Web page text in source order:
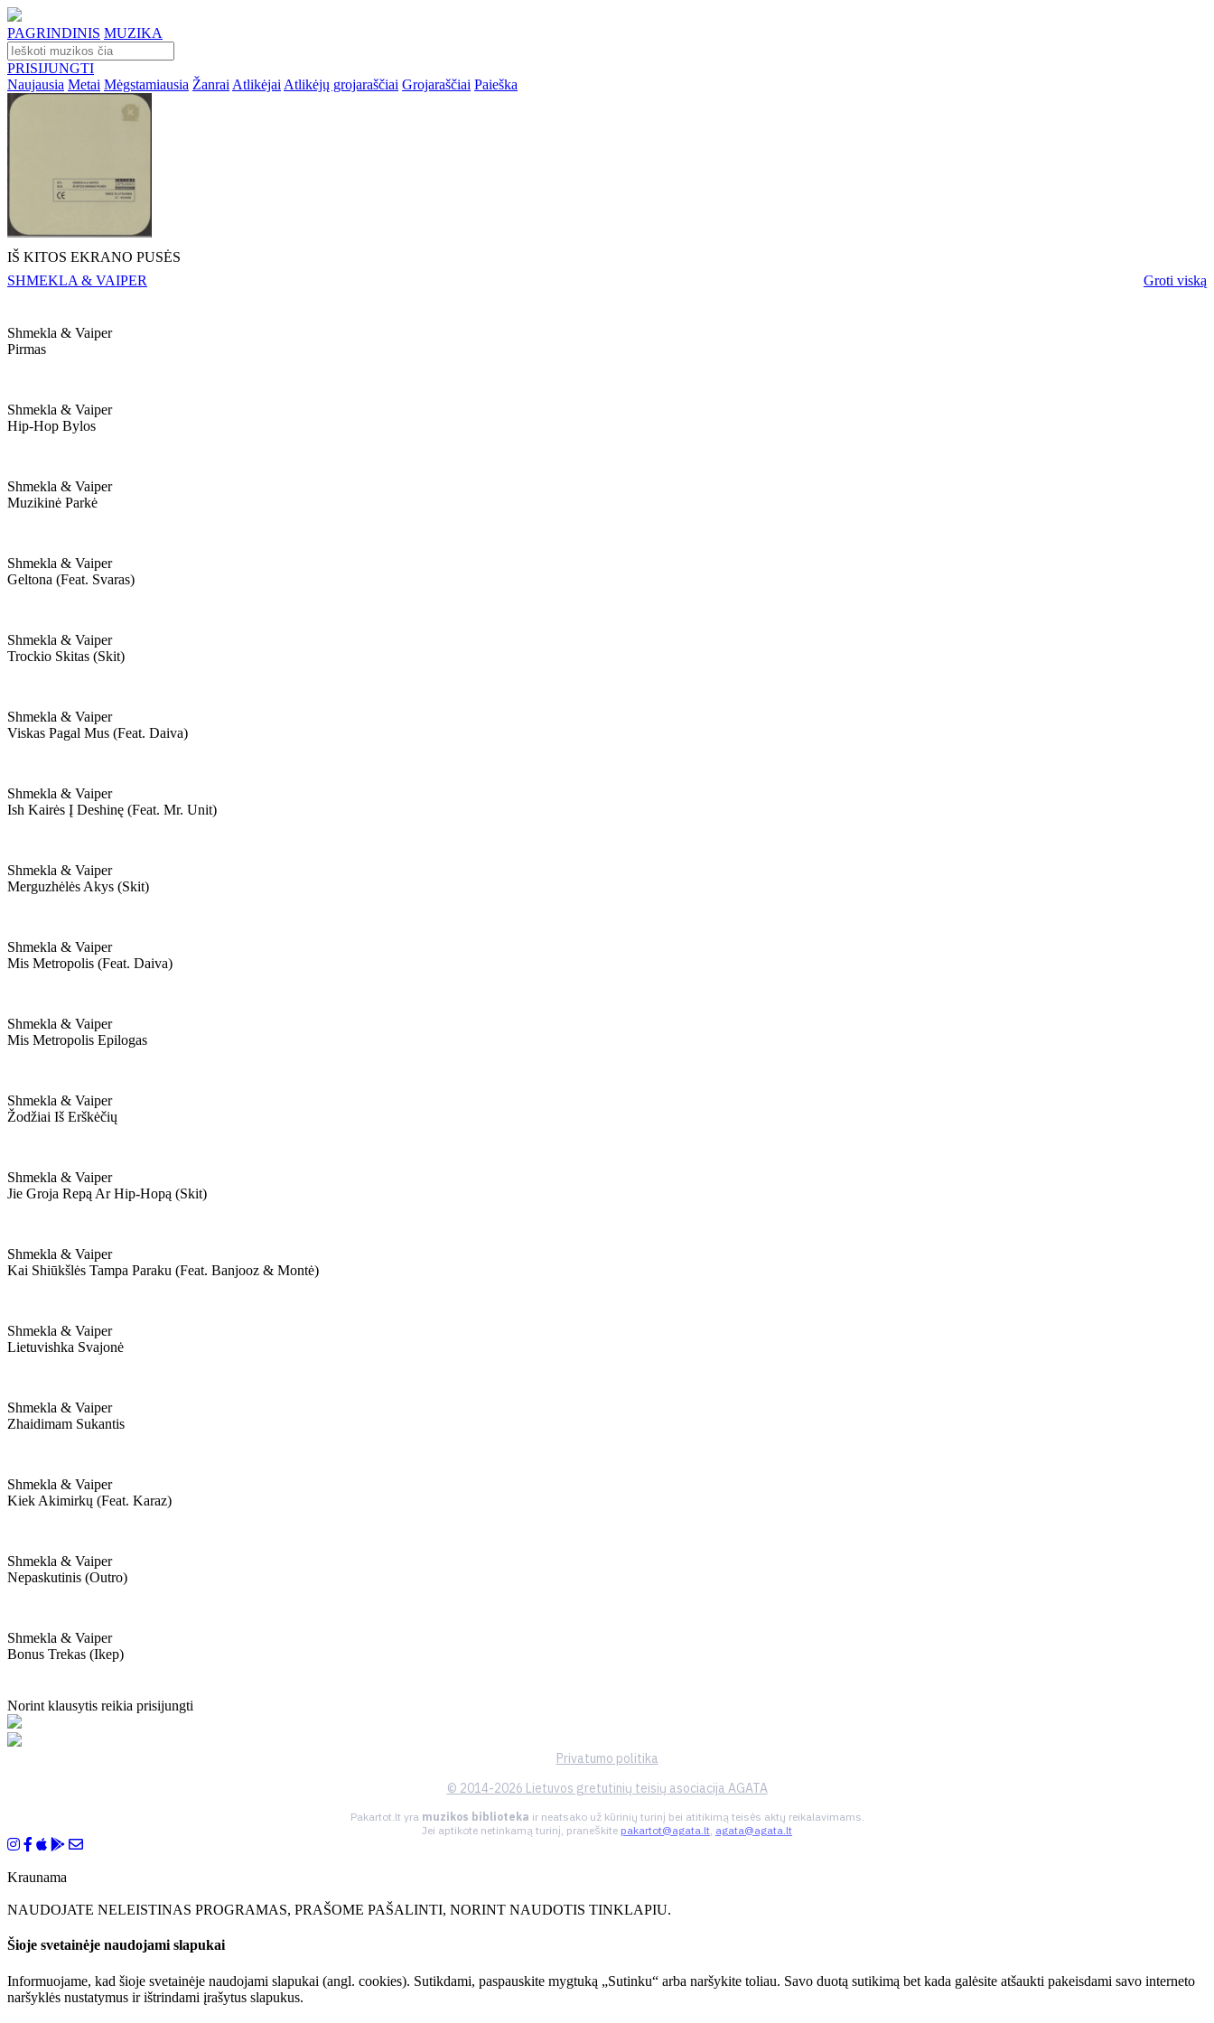
PAGRINDINIS MUZIKA
PRISIJUNGTI
Naujausia Metai Mėgstamiausia Žanrai Atlikėjai Atlikėjų grojaraščiai Grojaraščiai Paieška
IŠ KITOS EKRANO PUSĖS
SHMEKLA & VAIPER
Groti viską
Shmekla & Vaiper
Pirmas
Shmekla & Vaiper
Hip-Hop Bylos
Shmekla & Vaiper
Muzikinė Parkė
Shmekla & Vaiper
Geltona (feat. Svaras)
Shmekla & Vaiper
Trockio Skitas (skit)
Shmekla & Vaiper
Viskas Pagal Mus (feat. Daiva)
Shmekla & Vaiper
Ish Kairės Į Deshinę (feat. Mr. Unit)
Shmekla & Vaiper
Merguzhėlės Akys (skit)
Shmekla & Vaiper
Mis Metropolis (feat. Daiva)
Shmekla & Vaiper
Mis Metropolis Epilogas
Shmekla & Vaiper
Žodžiai Iš Erškėčių
Shmekla & Vaiper
Jie Groja Repą Ar Hip-Hopą (skit)
Shmekla & Vaiper
Kai Shiūkšlės Tampa Paraku (feat. Banjooz & Montė)
Shmekla & Vaiper
Lietuvishka Svajonė
Shmekla & Vaiper
Zhaidimam Sukantis
Shmekla & Vaiper
Kiek Akimirkų (feat. Karaz)
Shmekla & Vaiper
Nepaskutinis (outro)
Shmekla & Vaiper
Bonus Trekas (ikep)
Norint klausytis reikia prisijungti
Privatumo politika
© 2014-2026 Lietuvos gretutinių teisių asociacija AGATA
Pakartot.lt yra muzikos biblioteka ir neatsako už kūrinių turinį bei atitikimą teisės aktų reikalavimams.
Jei aptikote netinkamą turinį, praneškite pakartot@agata.lt, agata@agata.lt
Kraunama
NAUDOJATE NELEISTINAS PROGRAMAS, PRAŠOME PAŠALINTI, NORINT NAUDOTIS TINKLAPIU.
Šioje svetainėje naudojami slapukai
Informuojame, kad šioje svetainėje naudojami slapukai (angl. cookies). Sutikdami, paspauskite mygtuką „Sutinku“ arba naršykite toliau. Savo duotą sutikimą bet kada galėsite atšaukti pakeisdami savo interneto
naršyklės nustatymus ir ištrindami įrašytus slapukus.